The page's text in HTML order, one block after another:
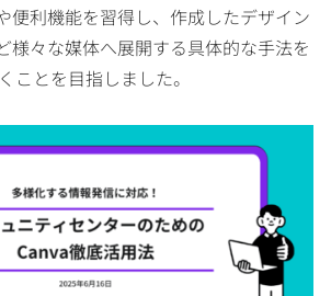
便利機能を習得し、作成したデザイン
様々な媒体へ展開する具体的な手法を
ことを目指しました。